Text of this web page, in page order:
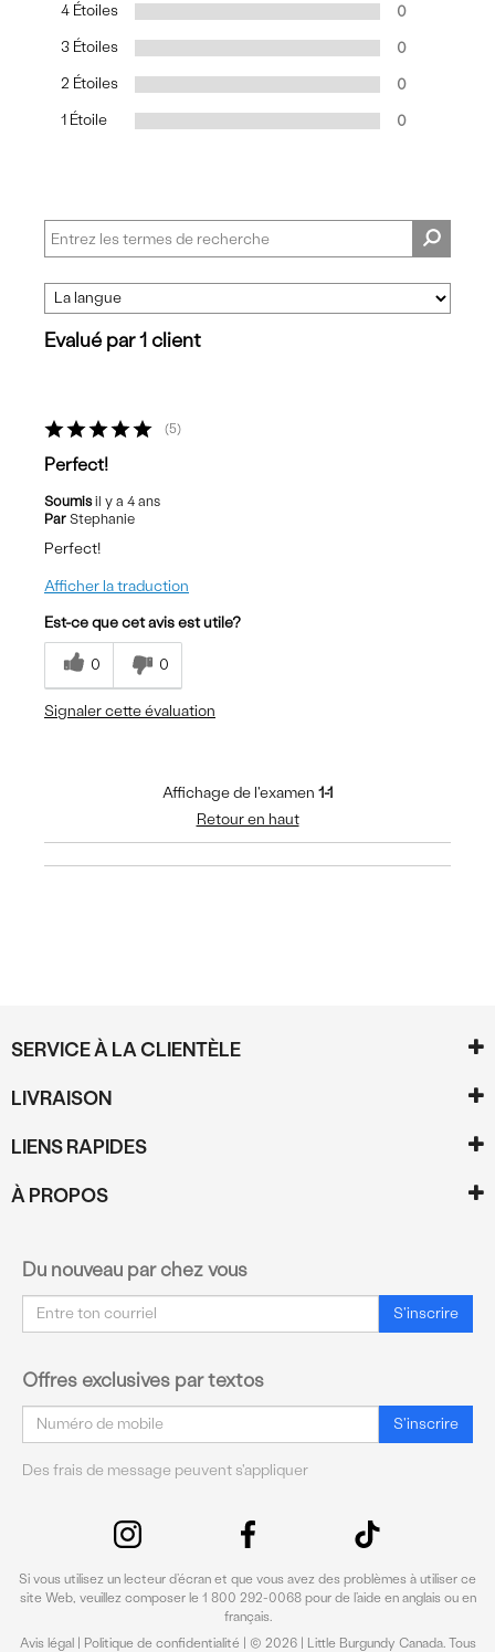
4 Étoiles 0
3 Étoiles 0
2 Étoiles 0
1 Étoile 0
Evalué par 1 client
5
Perfect!
Soumisil y a 4 ans
Par Stephanie
Perfect!
Afficher la traduction
Est-ce que cet avis est utile?
0 0
Signaler cette évaluation
Affichage de l'examen 1-1
Retour en haut
SERVICE À LA CLIENTÈLE
LIVRAISON
LIENS RAPIDES
À PROPOS
Du nouveau par chez vous
Courriel S'inscrire
Offres exclusives par textos
Courriel S'inscrire
Des frais de message peuvent s'appliquer
Avis légal| Politique de confidentialité | © 2026 | Little Burgundy Canada. Tous
Si vous utilisez un lecteur d’écran et que vous avez des problèmes à utiliser ce
site Web, veuillez composer le 1 800 292-0068 pour de l’aide en anglais ou en
français.